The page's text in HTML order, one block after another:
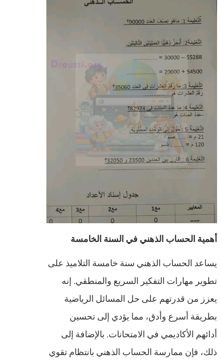
أهمية الحساب الذهني في السنة الخامسة
يساعد الحساب الذهني سنة خامسة التلاميذ على
تطوير مهارات التفكير السريع والمنطقي. إنه
يعزز من قدرتهم على حل المسائل الرياضية
بطريقة أسرع وأدق، مما يؤدي إلى تحسين
أدائهم الأكاديمي في الامتحانات. بالإضافة إلى
ذلك، فإن ممارسة الحساب الذهني بانتظام تقوي